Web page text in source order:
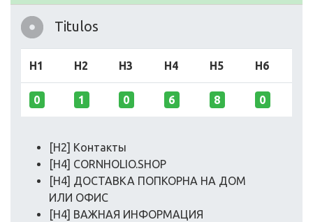
Titulos
H1 H2 H3 H4 H5 H6
0 1 0 6 8 0
[H2] Контакты
[H4] CORNHOLIO.SHOP
[H4] ДОСТАВКА ПОПКОРНА НА ДОМ
ИЛИ ОФИС
[H4] ВАЖНАЯ ИНФОРМАЦИЯ